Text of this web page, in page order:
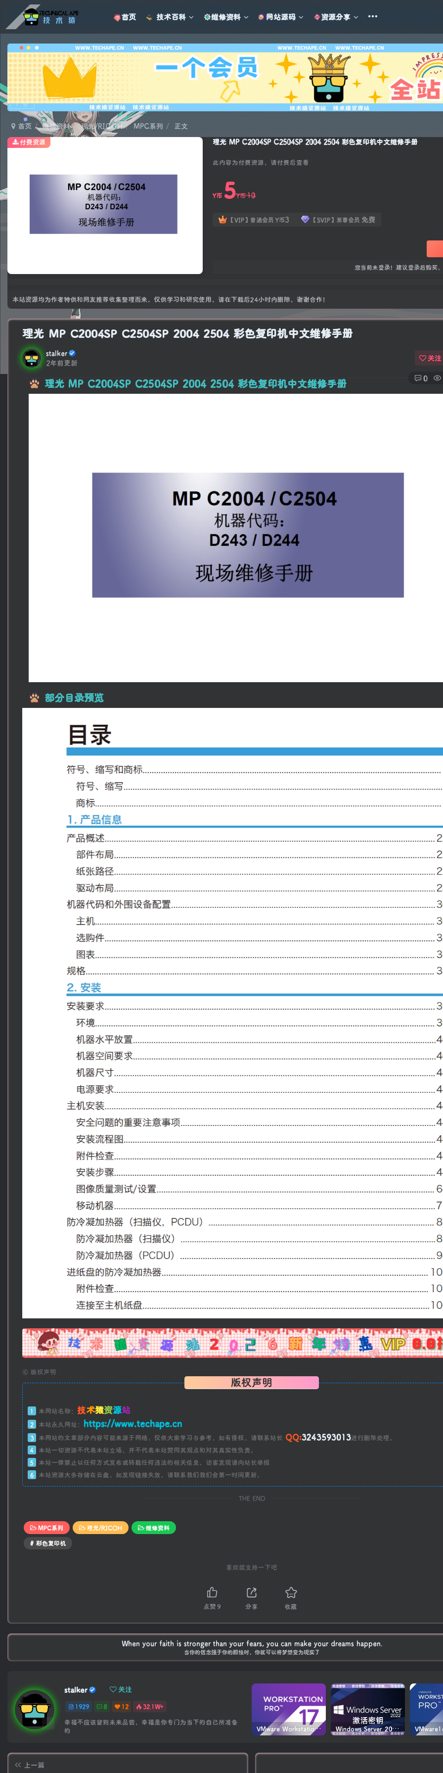
首页 技术百科 维修资料 网站源码 资源分享
广告
首页 维修资料 理光/RICOH MPC系列
正文
理光 MP C2004SP C2504SP 2004 2504 彩色复印机中文维修手册
此内容为付费资源，请付费后查看
Y币 5Y币10
【VIP】普通会员 Y币3 【SVIP】至尊会员 免费
您当前未登录！建议登录后购买
本站资源均为作者特供和网友推荐收集整理而来，仅供学习和研究使用，请在下载后24小时内删除，谢谢合作！
付费资源
理光 MP C2004SP C2504SP 2004 2504 彩色复印机中文维修手册
stalker
2年前更新
关注
0
理光 MP C2004SP C2504SP 2004 2504 彩色复印机中文维修手册
部分目录预览
广告
© 版权声明
版权声明
1 本网站名称： 技术猿资源站
2 本站永久网址： https://www.techape.cn
3 本网站的文章部分内容可能来源于网络，仅供大家学习与参考，如有侵权，请联系站长 QQ:3243593013进行删除处理。
4
本站一切资源不代表本站立场，并不代表本站赞同其观点和对其真实性负责。
5
本站一律禁止以任何方式发布或转载任何违法的相关信息，访客发现请向站长举报
6
本站资源大多存储在云盘，如发现链接失效，请联系我们我们会第一时间更新。
THE END
MPC系列 理光/RICOH
维修资料
# 彩色复印机
喜欢就支持一下吧
点赞 9 分享 收藏
When your faith is stronger than your fears, you can make your dreams happen.
当你的信念强于你的胆怯时，你就可以将梦想变为现实了
stalker 关注
1929 8 12
32.1W+
幸福不应该留到未来品尝，幸福是你专门为当下的自己所准备
的
VMware Workstation PRO v17.6.4 正式版_虚拟机(带激活密钥) Windows Server 2022激活密钥 2024 5月更新
上一篇